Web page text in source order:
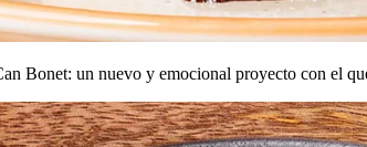
Bonet: un nuevo y emocional proyecto con el